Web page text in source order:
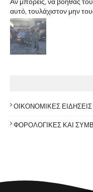
αυτό, τουλάχιστον μην
ΟΙΚΟΝΟΜΙΚΕΣ
ΦΟΡΟΛΟΓΙΚΕΣ ΚΑΙ